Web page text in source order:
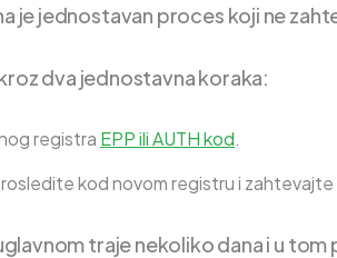
je jednostavan proces koji ne
dva jednostavna koraka:
registra EPP ili AUTH kod.
kod novom registru i
traje nekoliko dana i u